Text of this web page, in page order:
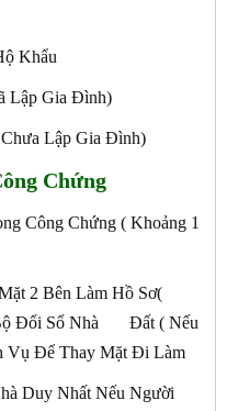
Khẩu
Lập Gia Đình)
Lập Gia Đình)
Chứng
Công Chứng ( Khoảng 1
2 Bên Làm Hồ Sơ(
Đổi Sổ Nhà Đất ( Nếu
Vụ Để Thay Mặt Đi Làm
Duy Nhất Nếu Người